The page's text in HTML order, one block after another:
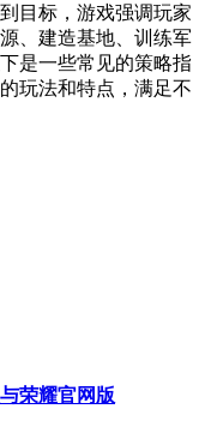
目标，游戏强调玩家
、建造基地、训练军
是一些常见的策略指
玩法和特点，满足不
荣耀官网版